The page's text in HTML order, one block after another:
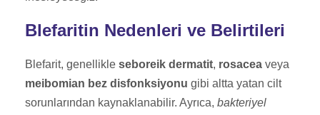
Blefaritin Nedenleri ve Belirtileri
Blefarit, genellikle seboreik dermatit, rosacea veya
meibomian bez disfonksiyonu gibi altta yatan cilt
sorunlarından kaynaklanabilir. Ayrıca, bakteriyel